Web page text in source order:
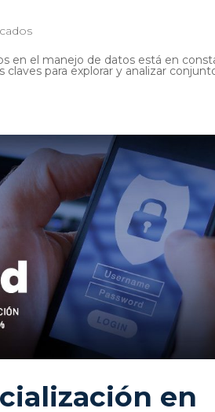
en el manejo de datos está en
para explorar y analizar
en